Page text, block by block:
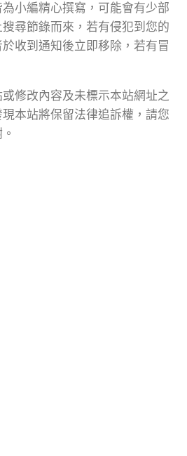
小編精心撰寫，可能會有少部
尋節錄而來，若有侵犯到您的
收到通知後立即移除，若有冒
修改內容及未標示本站網址之
本站將保留法律追訴權，請您